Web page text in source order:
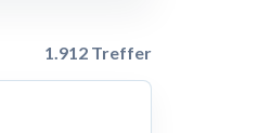
1.912 Treffer